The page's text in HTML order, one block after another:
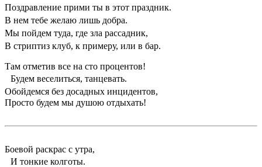
Поздравление прими ты в этот праздник.
В нем тебе желаю лишь добра.
Мы пойдем туда, где зла рассадник,
В стриптиз клуб, к примеру, или в бар.
Там отметив все на сто процентов!
Будем веселиться, танцевать.
Обойдемся без досадных инцидентов,
Просто будем мы душою отдыхать!
Боевой раскрас с утра,
И тонкие колготы.